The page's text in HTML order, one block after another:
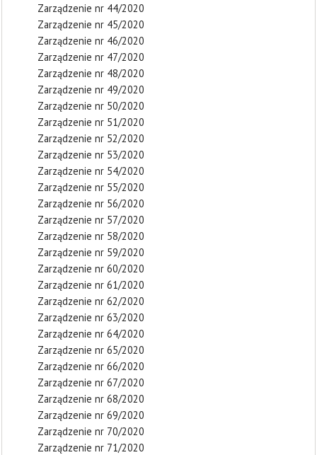
Zarządzenie nr 44/2020
Zarządzenie nr 45/2020
Zarządzenie nr 46/2020
Zarządzenie nr 47/2020
Zarządzenie nr 48/2020
Zarządzenie nr 49/2020
Zarządzenie nr 50/2020
Zarządzenie nr 51/2020
Zarządzenie nr 52/2020
Zarządzenie nr 53/2020
Zarządzenie nr 54/2020
Zarządzenie nr 55/2020
Zarządzenie nr 56/2020
Zarządzenie nr 57/2020
Zarządzenie nr 58/2020
Zarządzenie nr 59/2020
Zarządzenie nr 60/2020
Zarządzenie nr 61/2020
Zarządzenie nr 62/2020
Zarządzenie nr 63/2020
Zarządzenie nr 64/2020
Zarządzenie nr 65/2020
Zarządzenie nr 66/2020
Zarządzenie nr 67/2020
Zarządzenie nr 68/2020
Zarządzenie nr 69/2020
Zarządzenie nr 70/2020
Zarządzenie nr 71/2020